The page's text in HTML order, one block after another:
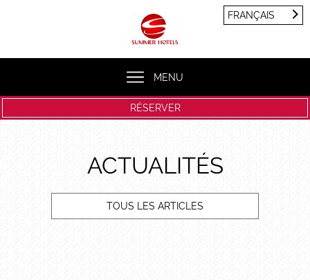
MENU
FRANÇAIS
RÉSERVER
ACTUALITÉS
TOUS LES ARTICLES